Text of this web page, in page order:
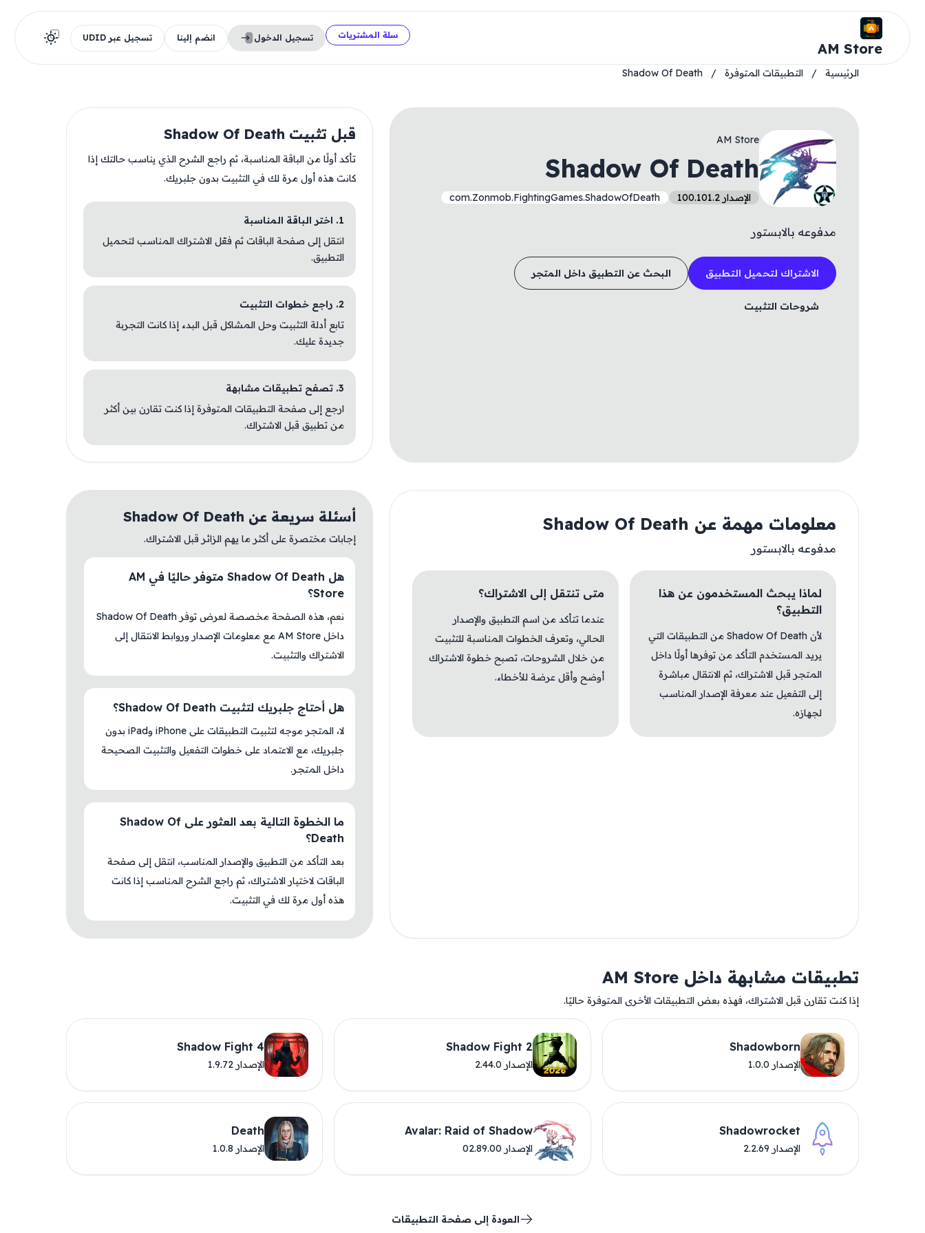
AM Store
سلة المشتريات تسجيل الدخول انضم إلينا تسجيل عبر UDID
الرئيسية / التطبيقات المتوفرة /
Shadow Of Death
AM Store
Shadow Of Death
الإصدار 100.101.2 com.Zonmob.FightingGames.ShadowOfDeath
مدفوعه بالابستور
الاشتراك لتحميل التطبيق البحث عن التطبيق داخل المتجر
شروحات التثبيت
قبل تثبيت Shadow Of Death
تأكد أولًا من الباقة المناسبة، ثم راجع الشرح الذي يناسب حالتك إذا
كانت هذه أول مرة لك في التثبيت بدون جلبريك.
1. اختر الباقة المناسبة
انتقل إلى صفحة الباقات ثم فعّل الاشتراك المناسب لتحميل
التطبيق.
2. راجع خطوات التثبيت
تابع أدلة التثبيت وحل المشاكل قبل البدء إذا كانت التجربة
جديدة عليك.
3. تصفح تطبيقات مشابهة
ارجع إلى صفحة التطبيقات المتوفرة إذا كنت تقارن بين أكثر
من تطبيق قبل الاشتراك.
معلومات مهمة عن Shadow Of Death
مدفوعه بالابستور
لماذا يبحث المستخدمون عن هذا
التطبيق؟
لأن Shadow Of Death من التطبيقات التي
يريد المستخدم التأكد من توفرها أولًا داخل
المتجر قبل الاشتراك، ثم الانتقال مباشرة
إلى التفعيل عند معرفة الإصدار المناسب
لجهازه.
متى تنتقل إلى الاشتراك؟
عندما تتأكد من اسم التطبيق والإصدار
الحالي، وتعرف الخطوات المناسبة للتثبيت
من خلال الشروحات، تصبح خطوة الاشتراك
أوضح وأقل عرضة للأخطاء.
أسئلة سريعة عن Shadow Of Death
إجابات مختصرة على أكثر ما يهم الزائر قبل الاشتراك.
هل Shadow Of Death متوفر حاليًا في AM
Store؟
نعم، هذه الصفحة مخصصة لعرض توفر Shadow Of Death
داخل AM Store مع معلومات الإصدار وروابط الانتقال إلى
الاشتراك والتثبيت.
هل أحتاج جلبريك لتثبيت Shadow Of Death؟
لا، المتجر موجه لتثبيت التطبيقات على iPhone وiPad بدون
جلبريك، مع الاعتماد على خطوات التفعيل والتثبيت الصحيحة
داخل المتجر.
ما الخطوة التالية بعد العثور على Shadow Of
Death؟
بعد التأكد من التطبيق والإصدار المناسب، انتقل إلى صفحة
الباقات لاختيار الاشتراك، ثم راجع الشرح المناسب إذا كانت
هذه أول مرة لك في التثبيت.
تطبيقات مشابهة داخل AM Store
إذا كنت تقارن قبل الاشتراك، فهذه بعض التطبيقات الأخرى المتوفرة حاليًا.
Shadowborn
الإصدار 1.0.0
Shadow Fight 2
الإصدار 2.44.0
Shadow Fight 4
الإصدار 1.9.72
Shadowrocket
الإصدار 2.2.69
Avalar: Raid of Shadow
الإصدار 02.89.00
Death
الإصدار 1.0.8
العودة إلى صفحة التطبيقات